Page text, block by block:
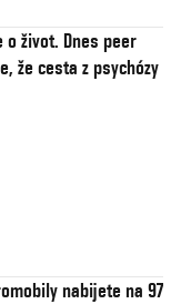
život. Dnes peer
že cesta z psychózy
nabijete na 97